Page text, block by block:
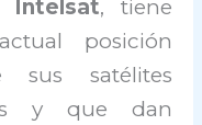
Intelsat, tiene
posición
satélites
y que dan